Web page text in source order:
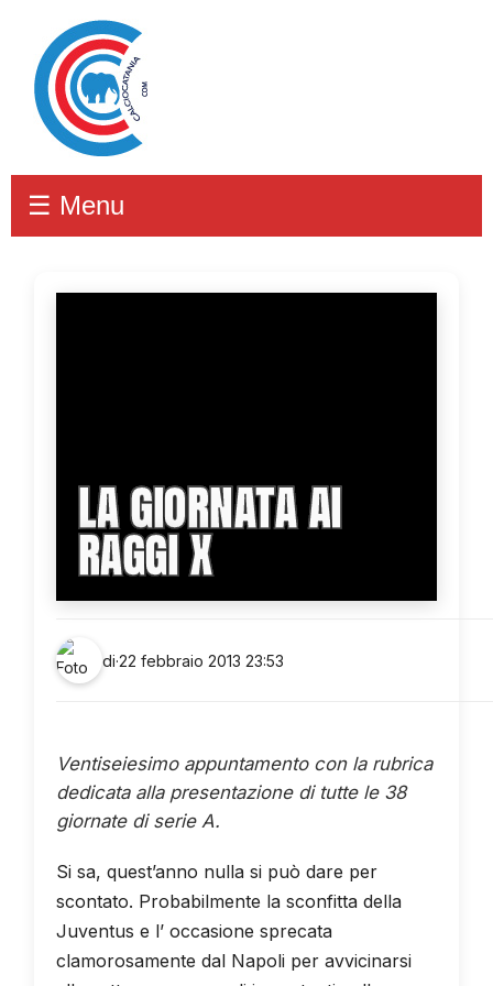
☰ Menu
LA GIORNATA AI
RAGGI X
di·22 febbraio 2013 23:53
Ventiseiesimo appuntamento con la rubrica
dedicata alla presentazione di tutte le 38
giornate di serie A.
Si sa, quest’anno nulla si può dare per
scontato. Probabilmente la sconfitta della
Juventus e l’ occasione sprecata
clamorosamente dal Napoli per avvicinarsi